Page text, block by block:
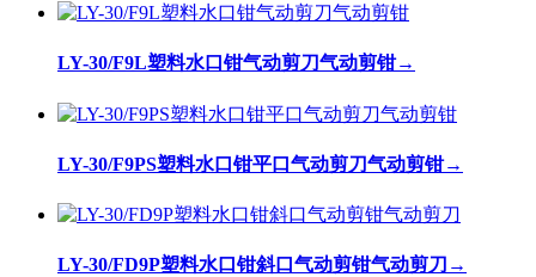
LY-30/F9L塑料水口钳气动剪刀气动剪钳→
LY-30/F9PS塑料水口钳平口气动剪刀气动剪钳→
LY-30/FD9P塑料水口钳斜口气动剪钳气动剪刀 →